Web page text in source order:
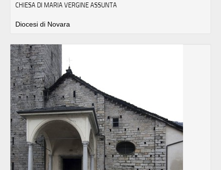
CHIESA DI MARIA VERGINE ASSUNTA
Diocesi di Novara